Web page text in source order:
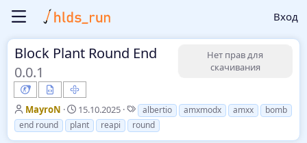
Вход
Block Plant Round End
0.0.1
Нет прав для
скачивания
А
в
т
MayroN
Д
а
т
15.10.2025
Т
е
г
albertio amxmodx amxx
bomb
end round
plant reapi round